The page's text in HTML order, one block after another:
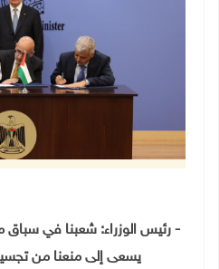
- رئيس الوزراء: شعبنا في سباق
يسعى إلى منعنا من